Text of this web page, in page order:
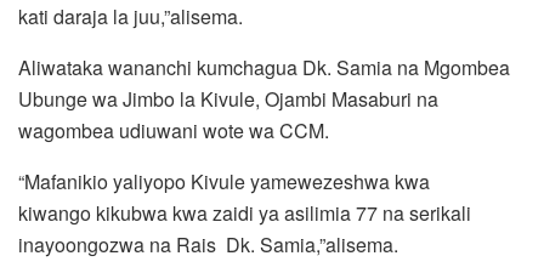
kati daraja la juu,”alisema.
Aliwataka wananchi kumchagua Dk. Samia na Mgombea
Ubunge wa Jimbo la Kivule, Ojambi Masaburi na
wagombea udiuwani wote wa CCM.
“Mafanikio yaliyopo Kivule yamewezeshwa kwa
kiwango kikubwa kwa zaidi ya asilimia 77 na serikali
inayoongozwa na Rais Dk. Samia,”alisema.